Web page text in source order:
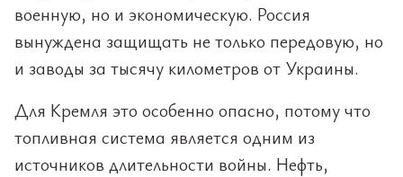
военную, но и экономическую. Россия
вынуждена защищать не только передовую, но
и заводы за тысячу километров от Украины.
Для Кремля это особенно опасно, потому что
топливная система является одним из
источников длительности войны. Нефть,